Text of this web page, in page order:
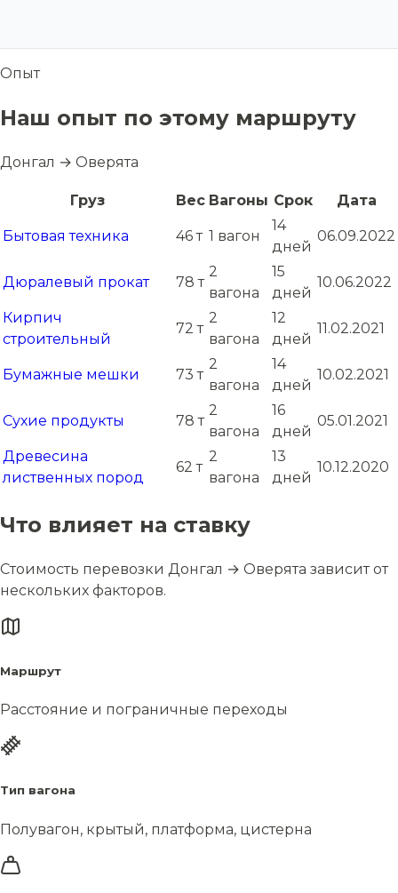
Опыт
Наш опыт по этому маршруту
Донгал → Оверята
Груз Вес Вагоны Срок Дата
Бытовая техника 46 т 1 вагон
14
дней
06.09.2022
Дюралевый прокат 78 т
2
вагона
15
дней
10.06.2022
Кирпич
строительный
72 т
2
вагона
12
дней
11.02.2021
Бумажные мешки 73 т
2
вагона
14
дней
10.02.2021
Сухие продукты 78 т
2
вагона
16
дней
05.01.2021
Древесина
лиственных пород
62 т
2
вагона
13
дней
10.12.2020
Что влияет на ставку
Стоимость перевозки Донгал → Оверята зависит от
нескольких факторов.
Маршрут
Расстояние и пограничные переходы
Тип вагона
Полувагон, крытый, платформа, цистерна